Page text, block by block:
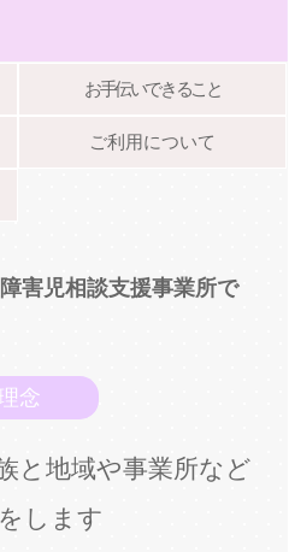
お手伝いできること
ご利用について
害児相談支援事業所で
念
と地域や事業所など
します